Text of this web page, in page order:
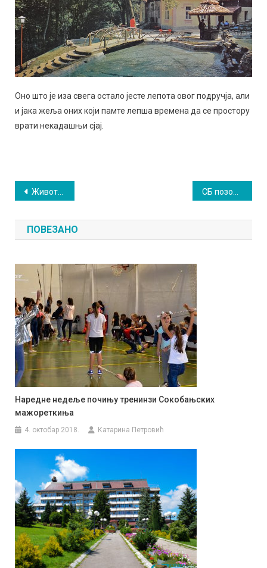
Оно што је иза свега остало јесте лепота овог подручја, али
и јака жеља оних који памте лепша времена да се простору
врати некадашњи сјај.
Кретање
чланка
Живот и дело Иве Андрића пред сокобањском публиком: Нобеловац до шездесете године живео као подстанар
ПОВЕЗАНО
Наредне недеље почињу тренинзи Сокобањских
мажореткиња
4. октобар 2018. Катарина Петровић